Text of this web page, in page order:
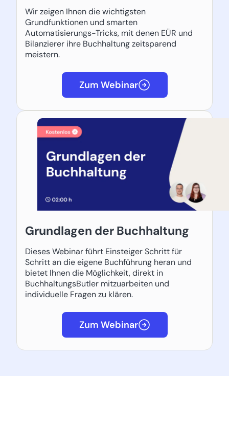
Wir zeigen Ihnen die wichtigsten
Grundfunktionen und smarten
Automatisierungs-Tricks, mit denen EÜR und
Bilanzierer ihre Buchhaltung zeitsparend
meistern.
Zum Webinar
Grundlagen der Buchhaltung
Dieses Webinar führt Einsteiger Schritt für
Schritt an die eigene Buchführung heran und
bietet Ihnen die Möglichkeit, direkt in
BuchhaltungsButler mitzuarbeiten und
individuelle Fragen zu klären.
Zum Webinar